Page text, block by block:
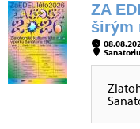
ZA
širým